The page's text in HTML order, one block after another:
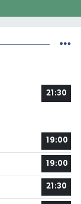
21:30
19:00
19:00
21:30